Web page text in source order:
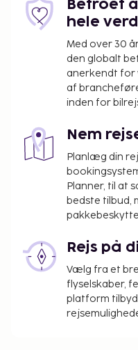
Betroet
hele
Med over 30
den globalt
anerkendt for
af
inden for
Nem
Planlæg din
Planner, til at
bedste tilbud,
Rejs på
Vælg fra et
flyselskaber,
platform